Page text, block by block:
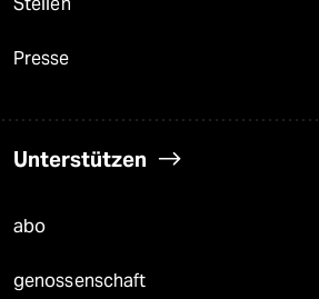
Presse
Unterstützen
abo
genossenschaft